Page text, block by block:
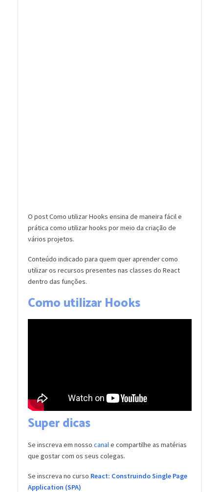
O post Como utilizar Hooks ensina de maneira fácil e
prática como utilizar hooks por meio da criação de
vários projetos.
Conteúdo indicado para quem quer aprender como
utilizar os recursos presentes nas classes do React
dentro das funções.
Como utilizar Hooks
Super dicas
Se inscreva em nosso canale compartilhe as matérias
que gostar com os seus colegas.
Se inscreva no curso React: Construindo Single Page
Application (SPA)